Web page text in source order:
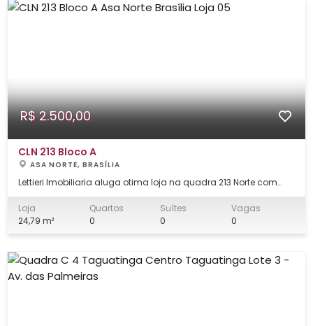
R$ 2.500,00
CLN 213 Bloco A
ASA NORTE, BRASÍLIA
Lettieri Imobiliaria aluga otima loja na quadra 213 Norte com
das regiões mais valorizadas de Brasília! ? Condição especial:
Oferecemos 30 dias de carência no aluguel para que o
Loja
24,79 m²
Quartos
0
Suítes
0
Vagas
0